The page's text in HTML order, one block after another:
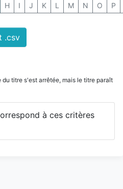
H I J K L M N O P
.csv
titre s'est arrêtée, mais le titre paraît
à ces critères